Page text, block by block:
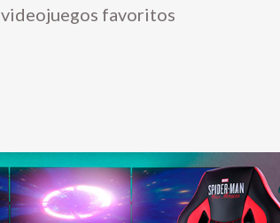
videojuegos favoritos